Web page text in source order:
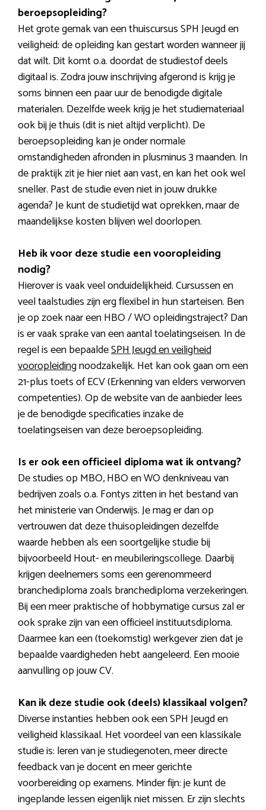
beroepsopleiding?
Het grote gemak van een thuiscursus SPH Jeugd en
veiligheid: de opleiding kan gestart worden wanneer jij
dat wilt. Dit komt o.a. doordat de studiestof deels
digitaal is. Zodra jouw inschrijving afgerond is krijg je
soms binnen een paar uur de benodigde digitale
materialen. Dezelfde week krijg je het studiemateriaal
ook bij je thuis (dit is niet altijd verplicht). De
beroepsopleiding kan je onder normale
omstandigheden afronden in plusminus 3 maanden. In
de praktijk zit je hier niet aan vast, en kan het ook wel
sneller. Past de studie even niet in jouw drukke
agenda? Je kunt de studietijd wat oprekken, maar de
maandelijkse kosten blijven wel doorlopen.
Heb ik voor deze studie een vooropleiding
nodig?
Hierover is vaak veel onduidelijkheid. Cursussen en
veel taalstudies zijn erg flexibel in hun starteisen. Ben
je op zoek naar een HBO / WO opleidingstraject? Dan
is er vaak sprake van een aantal toelatingseisen. In de
regel is een bepaaldeSPH Jeugd en veiligheid
vooropleidingnoodzakelijk. Het kan ook gaan om een
21-plus toets of ECV (Erkenning van elders verworven
competenties). Op de website van de aanbieder lees
je de benodigde specificaties inzake de
toelatingseisen van deze beroepsopleiding.
Is er ook een officieel diploma wat ik ontvang?
De studies op MBO, HBO en WO denkniveau van
bedrijven zoals o.a. Fontys zitten in het bestand van
het ministerie van Onderwijs. Je mag er dan op
vertrouwen dat deze thuisopleidingen dezelfde
waarde hebben als een soortgelijke studie bij
bijvoorbeeld Hout- en meubileringscollege. Daarbij
krijgen deelnemers soms een gerenommeerd
branchediploma zoals branchediploma verzekeringen.
Bij een meer praktische of hobbymatige cursus zal er
ook sprake zijn van een officieel instituutsdiploma.
Daarmee kan een (toekomstig) werkgever zien dat je
bepaalde vaardigheden hebt aangeleerd. Een mooie
aanvulling op jouw CV.
Kan ik deze studie ook (deels) klassikaal volgen?
Diverse instanties hebben ook een SPH Jeugd en
veiligheid klassikaal. Het voordeel van een klassikale
studie is: leren van je studiegenoten, meer directe
feedback van je docent en meer gerichte
voorbereiding op examens. Minder fijn: je kunt de
ingeplande lessen eigenlijk niet missen. Er zijn slechts